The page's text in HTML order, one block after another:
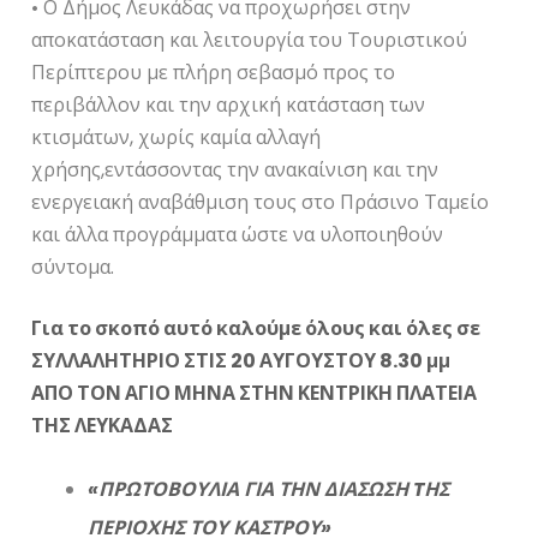
• Ο Δήμος Λευκάδας να προχωρήσει στην
αποκατάσταση και λειτουργία του Τουριστικού
Περίπτερου με πλήρη σεβασμό προς το
περιβάλλον και την αρχική κατάσταση των
κτισμάτων, χωρίς καμία αλλαγή
χρήσης,εντάσσοντας την ανακαίνιση και την
ενεργειακή αναβάθμιση τους στο Πράσινο Ταμείο
και άλλα προγράμματα ώστε να υλοποιηθούν
σύντομα.
Για το σκοπό αυτό καλούμε όλους και όλες σε
ΣΥΛΛΑΛΗΤΗΡΙΟ ΣΤΙΣ 20 ΑΥΓΟΥΣΤΟΥ 8.30 μμ
ΑΠΟ ΤΟΝ ΑΓΙΟ ΜΗΝΑ ΣΤΗΝ ΚΕΝΤΡΙΚΗ ΠΛΑΤΕΙΑ
ΤΗΣ ΛΕΥΚΑΔΑΣ
«ΠΡΩΤΟΒΟΥΛΙΑ ΓΙΑ ΤΗΝ ΔΙΑΣΩΣΗ TΗΣ
ΠΕΡΙΟΧΗΣ ΤΟΥ ΚΑΣΤΡΟΥ»